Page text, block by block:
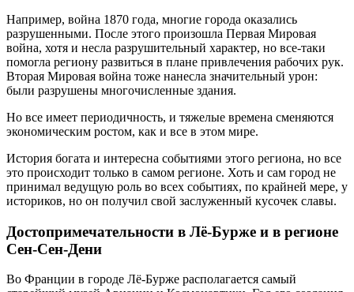
Например, война 1870 года, многие города оказались
разрушенными. После этого произошла Первая Мировая
война, хотя и несла разрушительный характер, но все-таки
помогла региону развиться в плане привлечения рабочих рук.
Вторая Мировая война тоже нанесла значительный урон:
были разрушены многочисленные здания.
Но все имеет периодичность, и тяжелые времена сменяются
экономическим ростом, как и все в этом мире.
История богата и интересна событиями этого региона, но все
это происходит только в самом регионе. Хоть и сам город не
принимал ведущую роль во всех событиях, по крайней мере, у
историков, но он получил свой заслуженный кусочек славы.
Достопримечательности в Лё-Бурже и в регионе
Сен-Сен-Дени
Во Франции в городе Лё-Бурже располагается самый